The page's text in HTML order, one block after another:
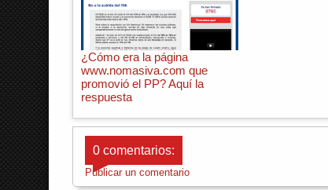
¿Cómo era la página
www.nomasiva.com que
promovió el PP? Aquí la
respuesta
0 comentarios:
Publicar un comentario